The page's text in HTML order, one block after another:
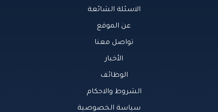
الاسئلة الشائعة
عن الموقع
تواصل معنا
الأخبار
الوظائف
الشروط والاحكام
سياسة الخصوصية